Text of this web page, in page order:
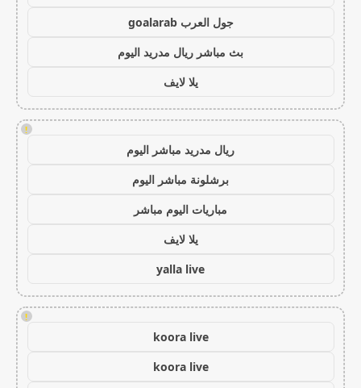
جول العرب goalarab
بث مباشر ريال مدريد اليوم
يلا لايف
!
ريال مدريد مباشر اليوم
برشلونة مباشر اليوم
مباريات اليوم مباشر
يلا لايف
yalla live
!
koora live
koora live